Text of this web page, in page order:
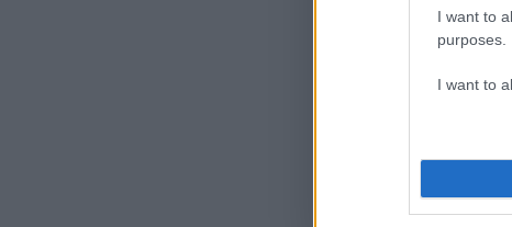
I want to
purposes.
I want to
Όροι Χρήσης. Το site